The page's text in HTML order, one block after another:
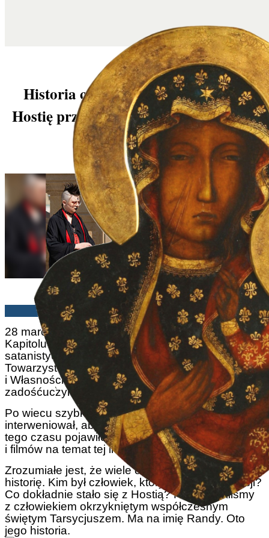
Historia człowieka, który uratował
Hostię przed satanistycznym rytuałem
w Topece
Rex Teodosio | 07/04/2025
28 marca setki osób zebrały się na terenie
Kapitolu w Kansas, aby zaprotestować przeciwko
satanistycznej czarnej mszy. Amerykańskie
Towarzystwo Obrony Tradycji, Rodziny
i Własności (TFP) zorganizowało wiec
zadośćuczynienia i protestu.
Po wiecu szybko rozeszła się wiadomość, że ktoś
interweniował, aby zapobiec profanacji Hostii. Od
tego czasu pojawiło się wiele artykułów, zdjęć
i filmów na temat tej interwencji.
Zrozumiałe jest, że wiele osób chce poznać całą
historię. Kim był człowiek, który wkroczył do akcji?
Co dokładnie stało się z Hostią? Rozmawialiśmy
z człowiekiem okrzykniętym współczesnym
świętym Tarsycjuszem. Ma na imię Randy. Oto
jego historia.